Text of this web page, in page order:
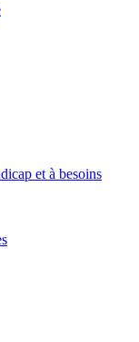
et à besoins